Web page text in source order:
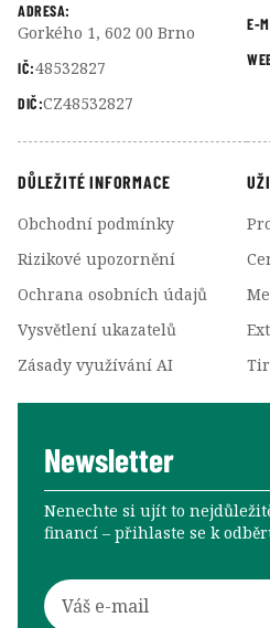
ADRESA:
Gorkého 1, 602 00 Brno
IČ:48532827
DIČ:CZ48532827
E-
DŮLEŽITÉ INFORMACE
Obchodní podmínky
Rizikové upozornění
Ochrana osobních údajů
Vysvětlení ukazatelů
Zásady využívání AI
Newsletter
Nenechte si ujít to
financí –⁠⁠⁠⁠⁠⁠ přihlaste se k